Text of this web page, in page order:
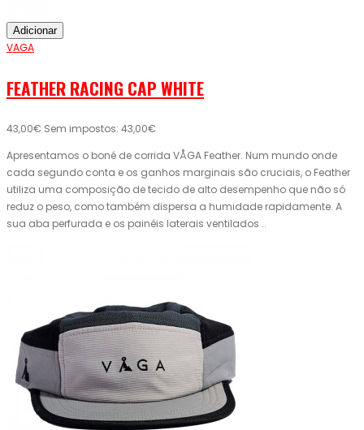
Adicionar
VAGA
FEATHER RACING CAP WHITE
43,00€ Sem impostos: 43,00€
Apresentamos o boné de corrida VÅGA Feather. Num mundo onde
cada segundo conta e os ganhos marginais são cruciais, o Feather
utiliza uma composição de tecido de alto desempenho que não só
reduz o peso, como também dispersa a humidade rapidamente. A
sua aba perfurada e os painéis laterais ventilados ..